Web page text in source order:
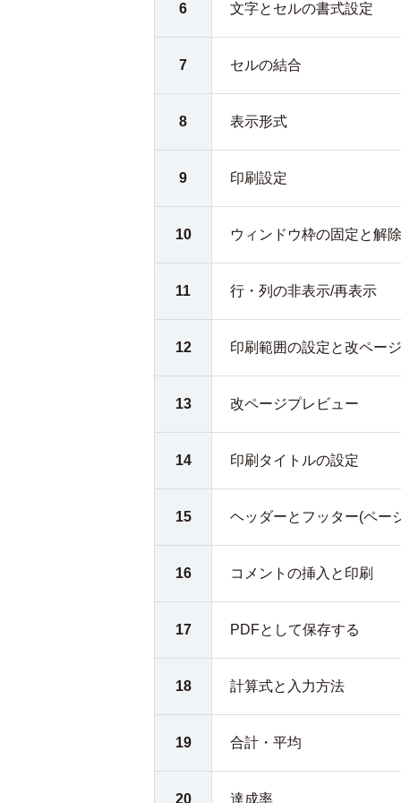
6 文字とセルの書式設定
7 セルの結合
8 表示形式
9 印刷設定
10 ウィンドウ枠の固定と解除
11 行・列の非表示/再表示
12 印刷範囲の設定と改ペー
13 改ページプレビュー
14 印刷タイトルの設定
15 ヘッダーとフッター(ペー
16 コメントの挿入と印刷
17 PDFとして保存する
18 計算式と入力方法
19 合計・平均
20 達成率